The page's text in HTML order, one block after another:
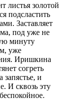
листья золотой
подсластить
Заставляет
под уже не
минуту
уже
Иришкина
согреть
и
И сквозь эту